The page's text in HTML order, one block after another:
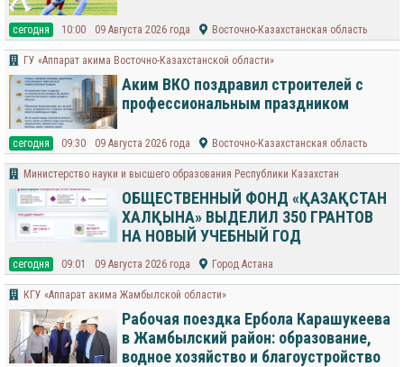
cегодня 10:00 09 Августа 2026 года Восточно-Казахстанская область
ГУ «Аппарат акима Восточно-Казахстанской области»
Аким ВКО поздравил строителей с
профессиональным праздником
cегодня 09:30 09 Августа 2026 года Восточно-Казахстанская область
Министерство науки и высшего образования Республики Казахстан
ОБЩЕСТВЕННЫЙ ФОНД «ҚАЗАҚСТАН
ХАЛҚЫНА» ВЫДЕЛИЛ 350 ГРАНТОВ
НА НОВЫЙ УЧЕБНЫЙ ГОД
cегодня 09:01 09 Августа 2026 года Город Астана
КГУ «Аппарат акима Жамбылской области»
Рабочая поездка Ербола Карашукеева
в Жамбылский район: образование,
водное хозяйство и благоустройство